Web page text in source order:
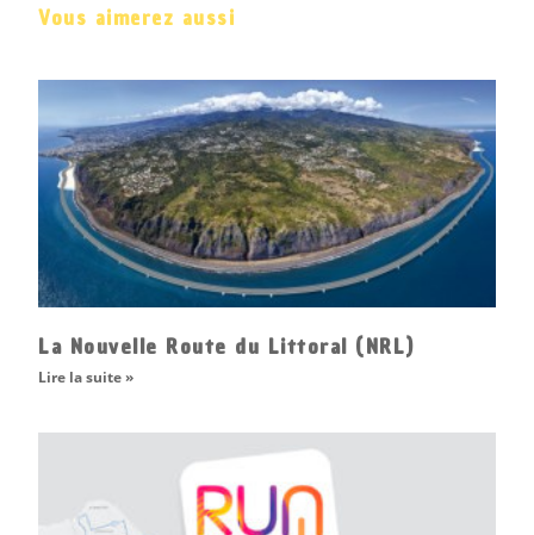
Vous aimerez aussi
La Nouvelle Route du Littoral (NRL)
Lire la suite »